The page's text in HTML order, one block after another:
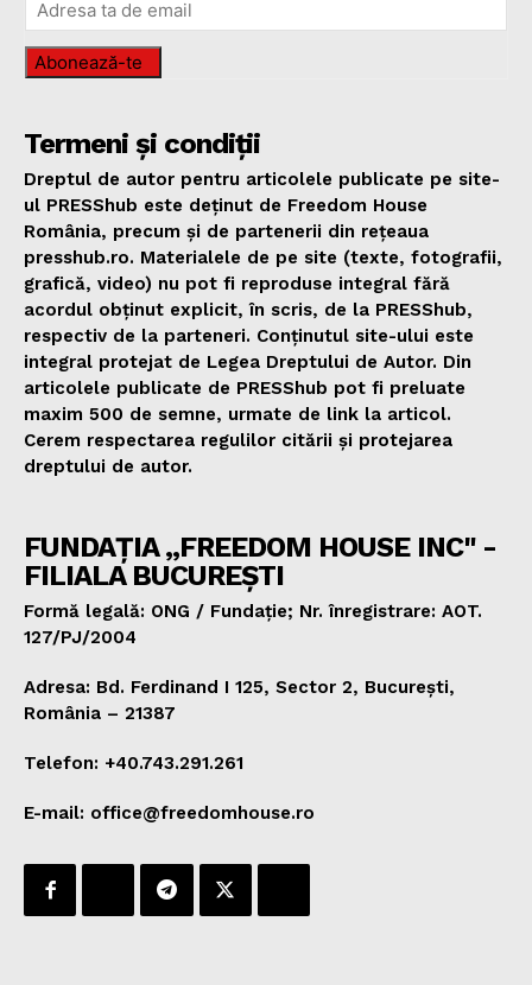
Abonează-te
Termeni și condiții
Dreptul de autor pentru articolele publicate pe site-
ul PRESShub este deținut de Freedom House
România, precum și de partenerii din rețeaua
presshub.ro. Materialele de pe site (texte, fotografii,
grafică, video) nu pot fi reproduse integral fără
acordul obținut explicit, în scris, de la PRESShub,
respectiv de la parteneri. Conținutul site-ului este
integral protejat de Legea Dreptului de Autor. Din
articolele publicate de PRESShub pot fi preluate
maxim 500 de semne, urmate de link la articol.
Cerem respectarea regulilor citării și protejarea
dreptului de autor.
FUNDAȚIA „FREEDOM HOUSE INC" -
FILIALA BUCUREȘTI
Formă legală: ONG / Fundație; Nr. înregistrare: AOT.
127/PJ/2004
Adresa: Bd. Ferdinand I 125, Sector 2, București,
România – 21387
Telefon: +40.743.291.261
E-mail: office@freedomhouse.ro